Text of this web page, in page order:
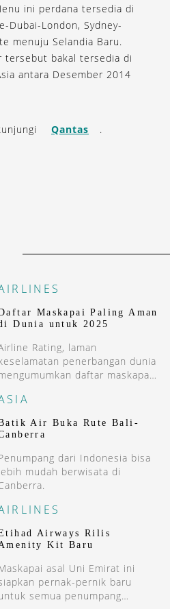
ini perdana tersedia di
Dubai-London, Sydney-
menuju Selandia Baru.
tersebut bakal tersedia di
antara Desember 2014
Qantas .
Maskapai Paling Aman
Dunia untuk 2025
Rating, laman
penerbangan dunia
daftar maskapai
Air Buka Rute Bali-
dari Indonesia bisa
mudah berwisata di
Airways Rilis
Kit Baru
asal Uni Emirat ini
pernak-pernik baru
semua penumpang